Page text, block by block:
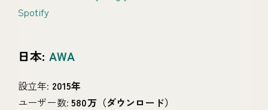
Spotify
日本: AWA
設立年: 2015年
ユーザー数:580万（ダウンロード）